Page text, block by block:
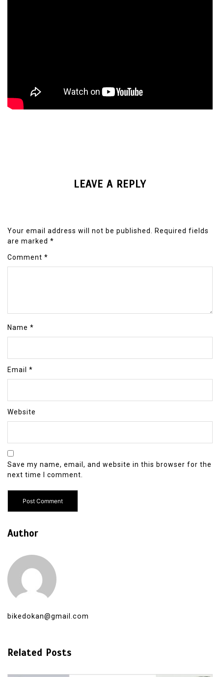
LEAVE A REPLY
Your email address will not be published.
Required fields
are marked *
Comment *
Name *
Email *
Website
Save my name, email, and website in this browser for the
next time I comment.
Author
bikedokan@gmail.com
Related Posts